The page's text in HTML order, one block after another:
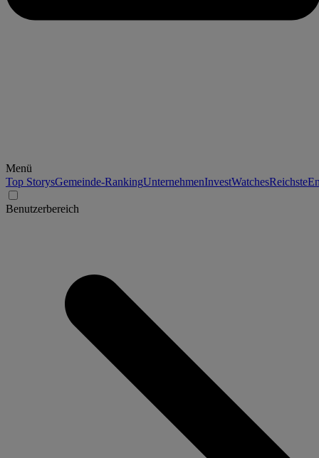
Menü
Top StorysGemeinde-RankingUnternehmenInvestWatchesReichste
Benutzerbereich